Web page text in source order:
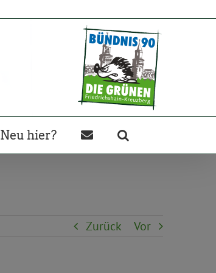
Neu hier?
Zurück Vor